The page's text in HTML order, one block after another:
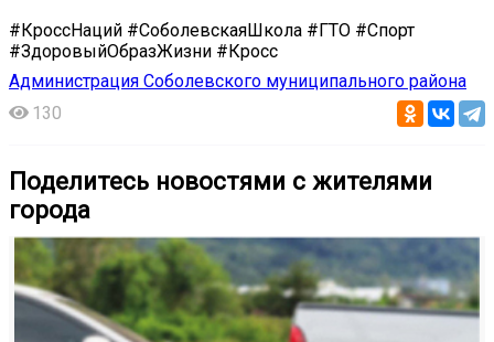
#КроссНаций #СоболевскаяШкола #ГТО #Спорт
#ЗдоровыйОбразЖизни #Кросс
Администрация Соболевского муниципального района
130
Поделитесь новостями с жителями
города